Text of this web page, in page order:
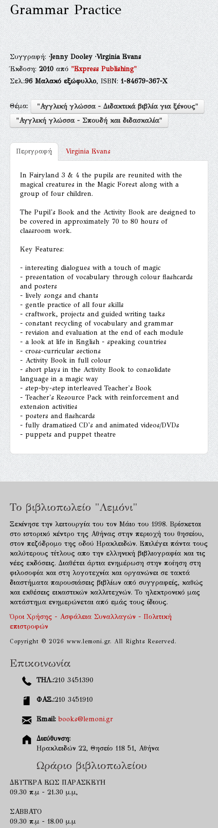
Grammar Practice
Συγγραφή:·Jenny Dooley·Virginia Evans
Έκδοση:2010από"Express Publishing"
Σελ.:96 Μαλακό εξώφυλλο, ISBN:1-84679-367-Χ
Θέμα:
"Αγγλική γλώσσα - Διδακτικά βιβλία για ξένους"
"Αγγλική γλώσσα - Σπουδή και διδασκαλία"
Περιγραφή Virginia Evans
In Fairyland 3 & 4 the pupils are reunited with the
magical creatures in the Magic Forest along with a
group of four children.
The Pupil's Book and the Activity Book are designed to
be covered in approximately 70 to 80 hours of
classroom work.
Key Features:
- interesting dialogues with a touch of magic
- presentation of vocabulary through colour flashcards
and posters
- lively songs and chants
- gentle practice of all four skills
- craftwork, projects and guided writing tasks
- constant recycling of vocabulary and grammar
- revision and evaluation at the end of each module
- a look at life in English - speaking countries
- cross-curricular sections
- Activity Book in full colour
- short plays in the Activity Book to consolidate
language in a magic way
- step-by-step interleaved Teacher's Book
- Teacher's Resource Pack with reinforcement and
extension activities
- posters and flashcards
- fully dramatised CD's and animated videos/DVDs
- puppets and puppet theatre
Το βιβλιοπωλείο "Λεμόνι"
Ξεκίνησε την λειτουργία του τον Μάιο του 1998. Βρίσκεται
στο ιστορικό κέντρο της Αθήνας στην περιοχή του θησείου,
στον πεζόδρομο της οδού Ηρακλειδών. Επιλέγει πάντα τους
καλύτερους τίτλους απο την ελληνική βιβλιογραφία και τις
νέες εκδόσεις. Διαθέτει άρτια ενημέρωση στην ποίηση στη
φιλοσοφία και στη λογοτεχνία και οργανώνει σε τακτά
διαστήματα παρουσιάσεις βιβλίων από συγγραφείς, καθώς
και εκθέσεις εικαστικών καλλιτεχνών. Το ηλεκτρονικό μας
κατάστημα ενημερώνεται από εμάς τους ίδιους.
Όροι Χρήσης - Ασφάλεια Συναλλαγών - Πολιτική
επιστροφών
Copyright © 2026 www.lemoni.gr. All Rights Reserved.
Επικοινωνία
ΤΗΛ.:210 3451390
ΦΑΞ.:210 3451910
Email: books@lemoni.gr
Διεύθυνση:
Ηρακλειδών 22, Θησείο 118 51, Αθήνα
Ωράριο βιβλιοπωλείου
ΔΕΥΤΕΡΑ ΕΩΣ ΠΑΡΑΣΚΕΥΗ
09.30 π.μ - 21.30 μ.μ,
ΣΑΒΒΑΤΟ
09.30 π.μ - 18.00 μ.μ